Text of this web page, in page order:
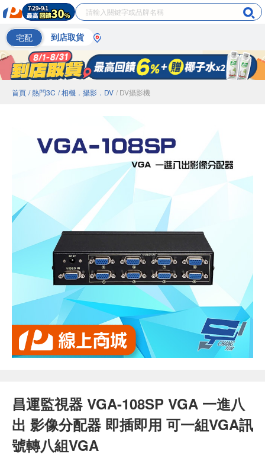
宅配 到店取貨
首頁 / 熱門3C / 相機．攝影．DV / DV攝影機
昌運監視器 VGA-108SP VGA 一進八
出 影像分配器 即插即用 可一組VGA訊
號轉八組VGA